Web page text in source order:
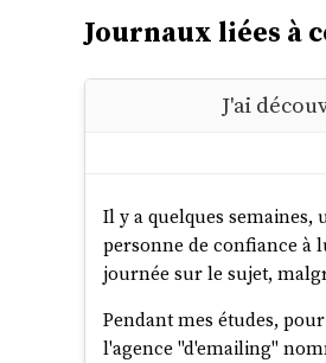
Journaux liées à
J'ai
Il y a quelques
personne de confiance à
journée sur le sujet,
Pendant mes études,
l'agence "d'emailing"